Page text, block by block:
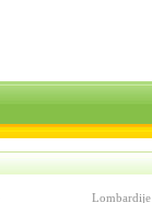
Lombardije